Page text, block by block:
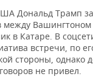
Дональд Трамп
между
в Катаре. В
встречи, по
стороны, однако
не привел.